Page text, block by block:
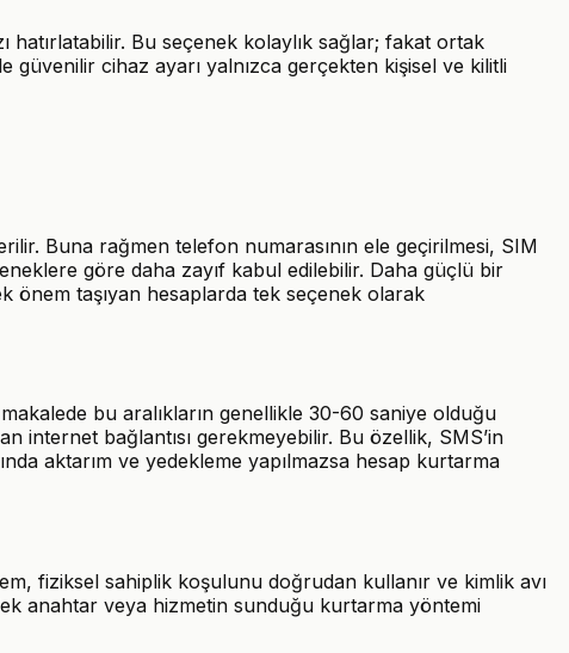
hatırlatabilir. Bu seçenek kolaylık sağlar; fakat ortak
güvenilir cihaz ayarı yalnızca gerçekten kişisel ve kilitli
Buna rağmen telefon numarasının ele geçirilmesi, SIM
göre daha zayıf kabul edilebilir. Daha güçlü bir
önem taşıyan hesaplarda tek seçenek olarak
bu aralıkların genellikle 30-60 saniye olduğu
internet bağlantısı gerekmeyebilir. Bu özellik, SMS’in
aktarım ve yedekleme yapılmazsa hesap kurtarma
fiziksel sahiplik koşulunu doğrudan kullanır ve kimlik avı
anahtar veya hizmetin sunduğu kurtarma yöntemi